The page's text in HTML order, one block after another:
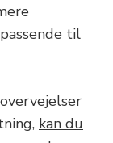
til
kan du